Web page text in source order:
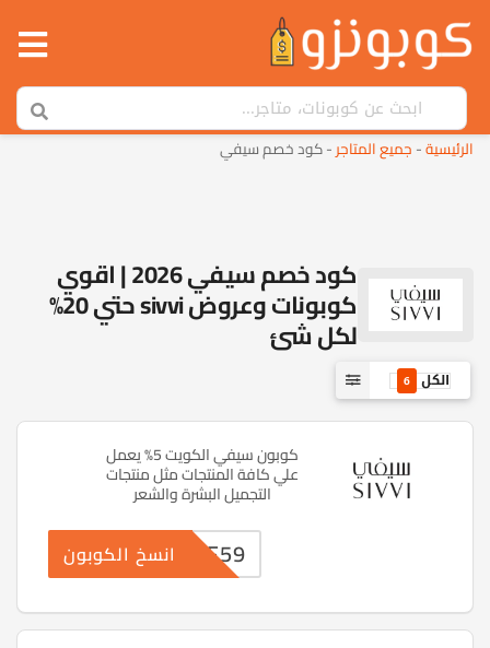
الرئيسية-جميع المتاجر-كود خصم سيفي
كود خصم سيفي 2026 | اقوي
كوبونات وعروض sivvi حتي 20%
لكل شئ
الكل 6
كوبون سيفي الكويت 5% يعمل
علي كافة المنتجات مثل منتجات
التجميل البشرة والشعر
PF59 انسخ الكوبون